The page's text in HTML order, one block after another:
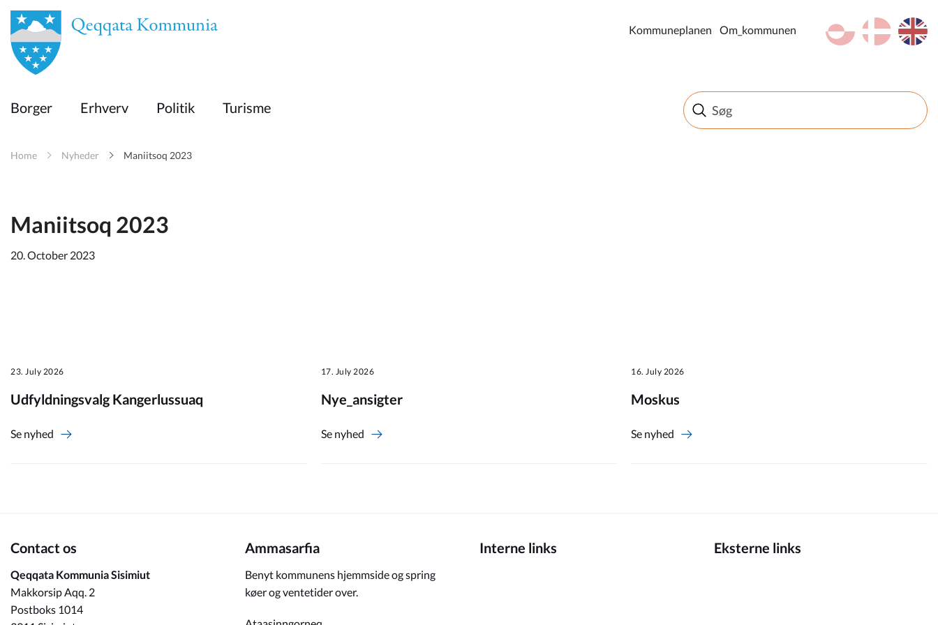
en
Borger
Erhverv
en
da
kl-GL
Kommuneplanen Om_kommunen
Borger Erhverv Politik Turisme
Home Nyheder Maniitsoq 2023
Maniitsoq 2023
20. October 2023
23. July 2026
Udfyldningsvalg Kangerlussuaq
Se nyhed
17. July 2026
Nye_ansigter
Se nyhed
16. July 2026
Moskus
Se nyhed
Contact os
Qeqqata Kommunia Sisimiut
Makkorsip Aqq. 2
Postboks 1014
Ammasarfia
Benyt kommunens hjemmside og spring
køer og ventetider over.
Interne links Eksterne links